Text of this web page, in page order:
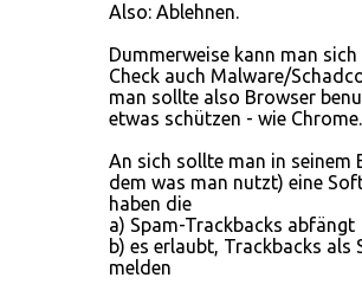
Also: Ablehnen.
Dummerweise kann man sich
Check auch Malware/
man sollte also Browser
etwas schützen - wie Chrome.
An sich sollte man in seinem
dem was man nutzt) eine
haben die
a) Spam-Trackbacks abfängt
b) es erlaubt, Trackbacks als
melden